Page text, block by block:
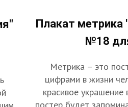
Плакат
№18
Метрика – это
цифрами в жизни
красивое украшение
постер будет